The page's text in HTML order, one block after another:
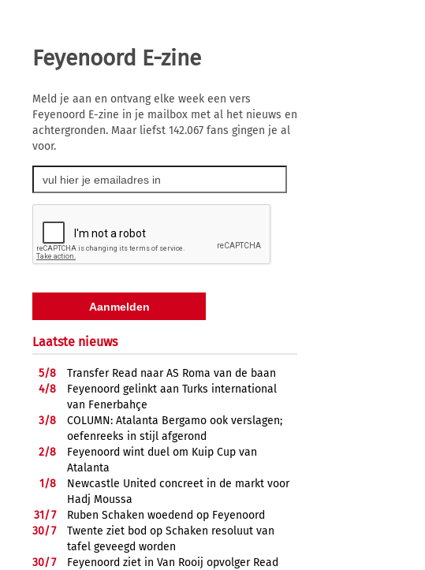
Feyenoord E-zine
Meld je aan en ontvang elke week een vers
Feyenoord E-zine in je mailbox met al het nieuws en
achtergronden. Maar liefst 142.067 fans gingen je al
voor.
Laatste nieuws
5/8
Transfer Read naar AS Roma van de baan
4/8
Feyenoord gelinkt aan Turks international
van Fenerbahçe
3/8
COLUMN: Atalanta Bergamo ook verslagen;
oefenreeks in stijl afgerond
2/8
Feyenoord wint duel om Kuip Cup van
Atalanta
1/8
Newcastle United concreet in de markt voor
Hadj Moussa
31/7
Ruben Schaken woedend op Feyenoord
30/7
Twente ziet bod op Schaken resoluut van
tafel geveegd worden
30/7
Feyenoord ziet in Van Rooij opvolger Read